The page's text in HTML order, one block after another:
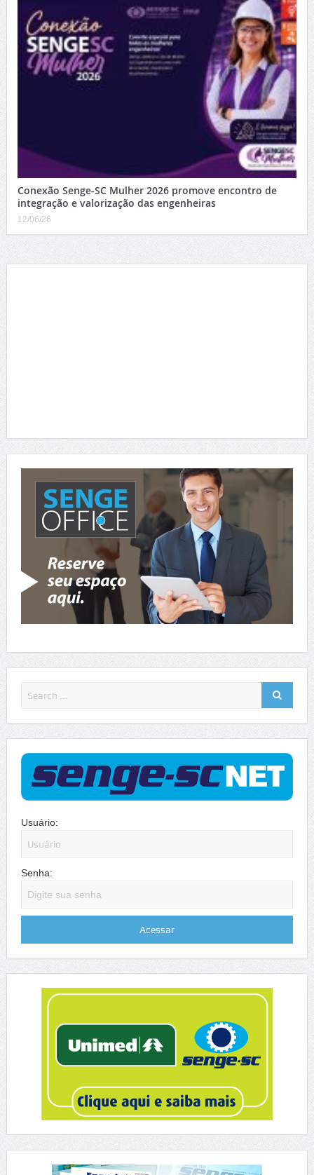
Conexão Senge-SC Mulher 2026 promove encontro de
integração e valorização das engenheiras
12/06/26
Usuário:
Senha: